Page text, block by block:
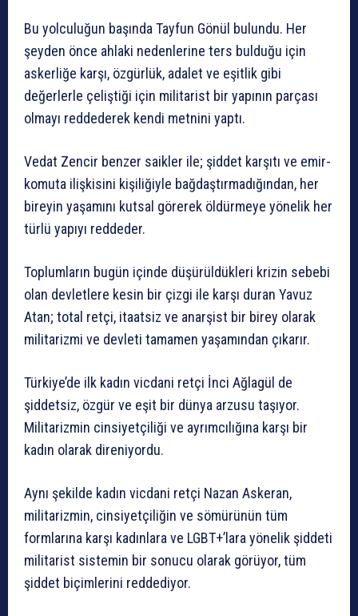
Bu yolculuğun başında Tayfun Gönül bulundu. Her
şeyden önce ahlaki nedenlerine ters bulduğu için
askerliğe karşı, özgürlük, adalet ve eşitlik gibi
değerlerle çeliştiği için militarist bir yapının parçası
olmayı reddederek kendi metnini yaptı.
Vedat Zencir benzer saikler ile; şiddet karşıtı ve emir-
komuta ilişkisini kişiliğiyle bağdaştırmadığından, her
bireyin yaşamını kutsal görerek öldürmeye yönelik her
türlü yapıyı reddeder.
Toplumların bugün içinde düşürüldükleri krizin sebebi
olan devletlere kesin bir çizgi ile karşı duran Yavuz
Atan; total retçi, itaatsiz ve anarşist bir birey olarak
militarizmi ve devleti tamamen yaşamından çıkarır.
Türkiye’de ilk kadın vicdani retçi İnci Ağlagül de
şiddetsiz, özgür ve eşit bir dünya arzusu taşıyor.
Militarizmin cinsiyetçiliği ve ayrımcılığına karşı bir
kadın olarak direniyordu.
Aynı şekilde kadın vicdani retçi Nazan Askeran,
militarizmin, cinsiyetçiliğin ve sömürünün tüm
formlarına karşı kadınlara ve LGBT+’lara yönelik şiddeti
militarist sistemin bir sonucu olarak görüyor, tüm
şiddet biçimlerini reddediyor.